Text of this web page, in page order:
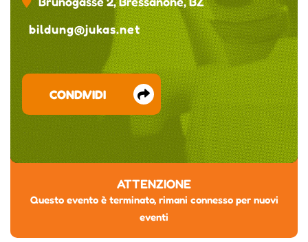
bildung@jukas.net
CONDIVIDI
ATTENZIONE
Questo evento è terminato, rimani connesso per nuovi
eventi